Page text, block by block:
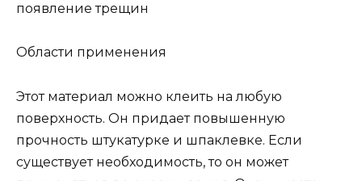
появление трещин
Области применения
Этот материал можно клеить на любую
поверхность. Он придает повышенную
прочность штукатурке и шпаклевке. Если
существует необходимость, то он может